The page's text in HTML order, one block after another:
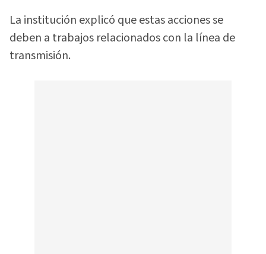
La institución explicó que estas acciones se
deben a trabajos relacionados con la línea de
transmisión.